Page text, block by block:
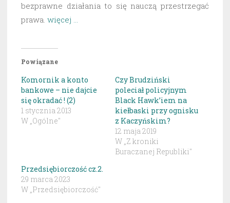
bezprawne działania to się nauczą przestrzegać
prawa. więcej …
Powiązane
Komornik a konto
bankowe – nie dajcie
się okradać ! (2)
1 stycznia 2013
W „Ogólne"
Czy Brudziński
poleciał policyjnym
Black Hawk’iem na
kiełbaski przy ognisku
z Kaczyńskim?
12 maja 2019
W „Z kroniki
Buraczanej Republiki"
Przedsiębiorczość cz.2.
29 marca 2023
W „Przedsiębiorczość"